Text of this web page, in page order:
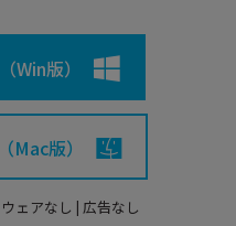
タも完全無料で復元
始めよう
めよう
Win版）
Mac版）
ェアなし | 広告なし